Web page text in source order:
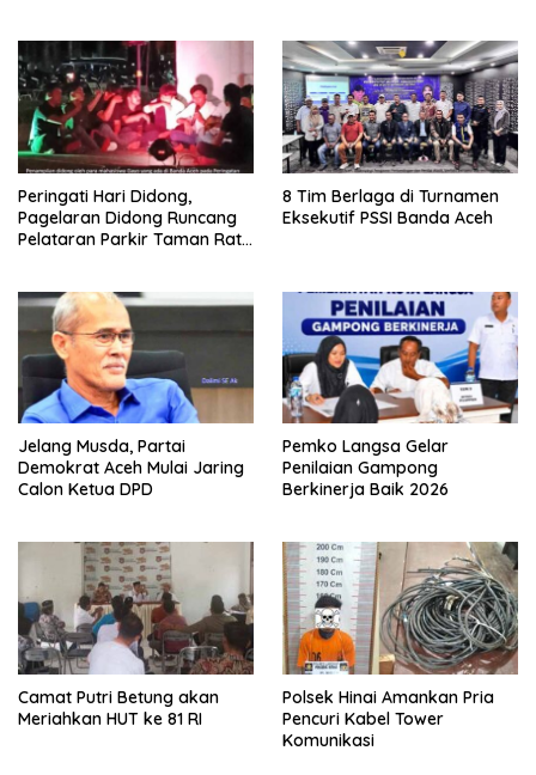
Peringati Hari Didong,
Pagelaran Didong Runcang
Pelataran Parkir Taman Ratu
8 Tim Berlaga di Turnamen
Eksekutif PSSI Banda Aceh
Jelang Musda, Partai
Demokrat Aceh Mulai Jaring
Calon Ketua DPD
Pemko Langsa Gelar
Penilaian Gampong
Berkinerja Baik 2026
Camat Putri Betung akan
Meriahkan HUT ke 81 RI
Polsek Hinai Amankan Pria
Pencuri Kabel Tower
Komunikasi